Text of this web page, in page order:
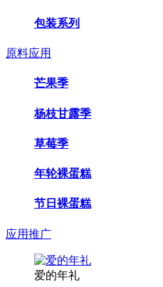
包装系列
原料应用
芒果季
杨枝甘露季
草莓季
年轮裸蛋糕
节日裸蛋糕
应用推广
爱的年礼